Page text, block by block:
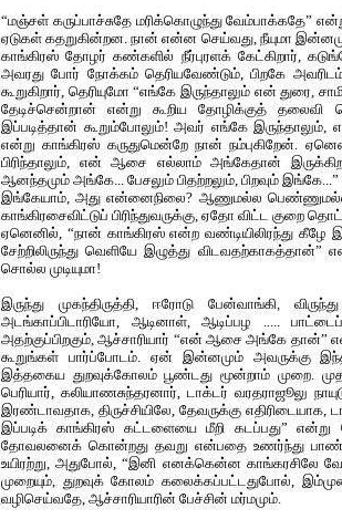
“மஞ்சள் கருப்பாச்சுதே மரிக்கொழுந்து வேம்பாக்கதே”
ஏடுகள் கதறுகின்றன. நான் என்ன செய்வது, நீயுமா
காங்கிரஸ் தோழர் கண்களில் நீர்புரளக் கேட்கிறார்,
அவரது போர் நோக்கம் தெரியவேண்டும், பிறகே
கூறுகிறார், தெரியுமோ “எங்கே இருந்தாலும் என் துரை,
தேடிச்சென்றான் என்று கூறிய தோழிக்குத் தலைவி
இப்படித்தான் கூறும்போலும்! அவர் எங்கே
என்று காங்கிரஸ் கருதுமென்றே நான் நம்புகிறேன்.
பிரிந்தாலும், என் ஆசை எல்லாம் அங்கேதான்
ஆனந்தமும் அங்கே... பேசலும் பிதற்றலும், பிறவும்
இங்கேயாம், அது என்னைநிலை? ஆணுமல்ல பெண்ணுமல்ல,
காங்கிரசைவிட்டுப் பிரிந்துவருக்கு, ஏதோ விட்ட குறை
ஏனெனில், “நான் காங்கிரஸ் என்ற வண்டியிலிரந்து கீழே
சேற்றிலிருந்து வெளியே இழுத்து விடவதற்காகத்தான்”
சொல்ல முடியுமா!
இருந்து முகந்திருத்தி, ஈரோடு பேன்வாங்கி,
அடங்காப்பிடாரியோ, ஆடினாள், ஆடிப்பழ .....
அதற்குப்பிறகும், ஆச்சாரியார் “என் ஆசை அங்கே தான்”
கூறுங்கள் பார்ப்போடம். ஏன் இன்னமும் அவருக்கு
இத்தகைய துறவுக்கோலம் பூண்டது மூன்றாம் முறை.
பெரியார், கலியாணசுந்தரனார், டாக்டர் வரதராஜூலு
இரண்டாவதாக, திருச்சியிலே, தேவருக்கு
இப்படிக் காங்கிரஸ் கட்டளையை மீறி கடப்பது” என்று
தோவலனைக் கொன்றது தவறு என்பதை உணர்ந்து
உயிரற்று, அதுபோல், “இனி எனக்கென்ன காங்கரசிலே
முறையும், துறவுக் கோலம் கலைக்கப்பட்டதுபோல்,
வழிசெய்வதே, ஆச்சாரியாரின் பேச்சின் மர்மமும்.